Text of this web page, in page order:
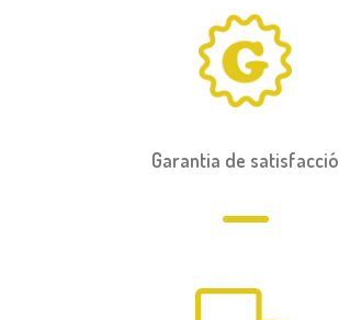
Garantia de satisfacció